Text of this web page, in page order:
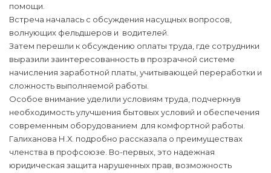
помощи.
Встреча началась с обсуждения насущных вопросов,
волнующих фельдшеров и водителей.
Затем перешли к обсуждению оплаты труда, где сотрудники
выразили заинтересованность в прозрачной системе
начисления заработной платы, учитывающей переработки и
сложность выполняемой работы.
Особое внимание уделили условиям труда, подчеркнув
необходимость улучшения бытовых условий и обеспечения
современным оборудованием для комфортной работы.
Галиханова Н.Х. подробно рассказала о преимуществах
членства в профсоюзе. Во-первых, это надежная
юридическая защита нарушенных прав, возможность